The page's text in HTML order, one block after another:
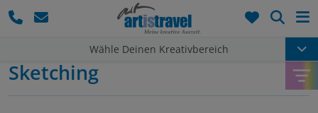
Wähle Deinen Kreativbereich
Sketching